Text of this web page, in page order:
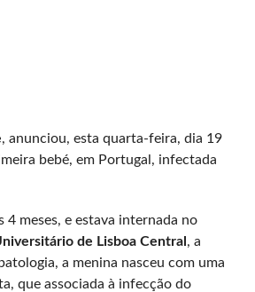
, anunciou, esta quarta-feira, dia 19
bebé, em Portugal, infectada
4 meses, e estava internada no
de Lisboa Central , a
a menina nasceu com uma
que associada à infecção do